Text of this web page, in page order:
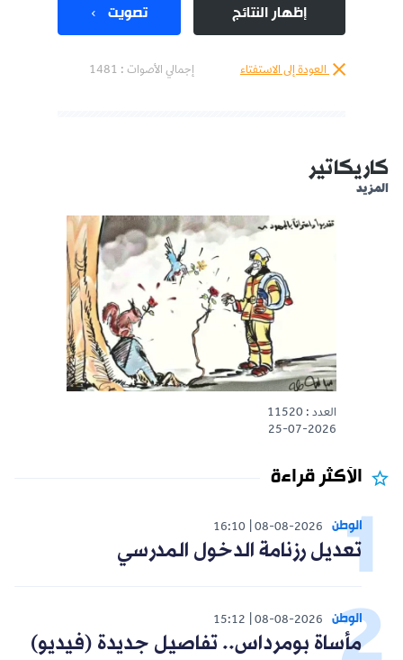
إظهار النتائج تصويت
العودة إلى الاستفتاء إجمالي الأصوات : 1481
كاريكاتير
المزيد
العدد : 11520
25-07-2026
الأكثر قراءة
الوطن 08-08-2026
16:10
تعديل رزنامة الدخول المدرسي
الوطن 08-08-2026
15:12
مأساة بومرداس.. تفاصيل جديدة (فيديو)